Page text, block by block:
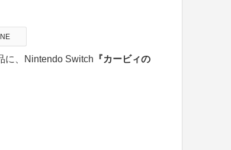
に、Nintendo Switch 『カービィの